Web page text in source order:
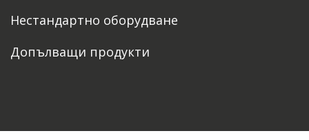
Нестандартно оборудване
Допълващи продукти